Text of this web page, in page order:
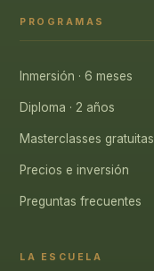
PROGRAMAS
Inmersión · 6 meses
Diploma · 2 años
Masterclasses gratuitas
Precios e inversión
Preguntas frecuentes
LA ESCUELA